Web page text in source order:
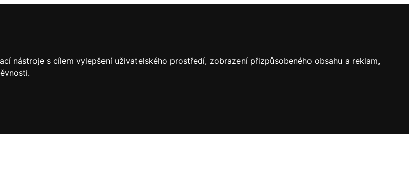
nástroje s cílem vylepšení uživatelského prostředí, zobrazení přizpůsobeného obsahu a reklam,